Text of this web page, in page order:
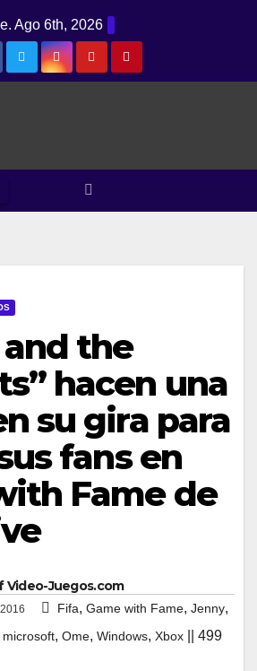
Ago 6th, 2026
the
hacen una
su gira para
fans en
Fame de
Video-Juegos.com
Fifa, Game with Fame, Jenny,
microsoft, Ome, Windows, Xbox
|| 499